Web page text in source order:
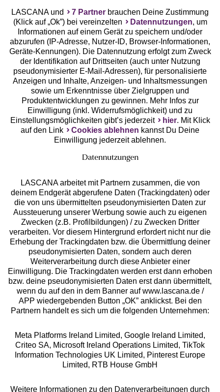
Geprüfte Sicherheit
Unsere Apps
Services
Beratung
Über uns
Rechtliches
Alle Preise inkl. MwSt., zzgl.
Versandkosten
** Bonität vorausgesetzt, berechtigt zur Bonitätsprüfung
LASCANA und 7 Partner brauchen Deine Zustimmung
(Klick auf „Ok”) bei vereinzelten
Datennutzungen, um
Informationen auf einem Gerät zu speichern und/oder
abzurufen (IP-Adresse, Nutzer-ID, Browser-Informationen,
Geräte-Kennungen). Die Datennutzung erfolgt zum Zweck
der Identifikation auf Drittseiten (auch unter Nutzung
pseudonymisierter E-Mail-Adressen), für personalisierte
Anzeigen und Inhalte, Anzeigen- und Inhaltsmessungen
sowie um Erkenntnisse über Zielgruppen und
Produktentwicklungen zu gewinnen. Mehr Infos zur
Einwilligung (inkl. Widerrufsmöglichkeit) und zu
Einstellungsmöglichkeiten gibt’s jederzeit
hier. Mit Klick
auf den Link
Cookies ablehnen kannst Du Deine
Einwilligung jederzeit ablehnen.
Datennutzungen
LASCANA arbeitet mit Partnern zusammen, die von
deinem Endgerät abgerufene Daten (Trackingdaten) oder
die von uns übermittelten pseudonymisierten Daten zur
Aussteuerung unserer Werbung sowie auch zu eigenen
Zwecken (z.B. Profilbildungen) / zu Zwecken Dritter
verarbeiten. Vor diesem Hintergrund erfordert nicht nur die
Erhebung der Trackingdaten bzw. die Übermittlung deiner
pseudonymisierten Daten, sondern auch deren
Weiterverarbeitung durch diese Anbieter einer
Einwilligung. Die Trackingdaten werden erst dann erhoben
bzw. deine pseudonymisierten Daten erst dann übermittelt,
wenn du auf den in dem Banner auf www.lascana.de /
APP wiedergebenden Button „OK” anklickst. Bei den
Partnern handelt es sich um die folgenden Unternehmen:
Meta Platforms Ireland Limited, Google Ireland Limited,
Criteo SA, Microsoft Ireland Operations Limited, TikTok
Information Technologies UK Limited, Pinterest Europe
Limited, RTB House GmbH
Weitere Informationen zu den Datenverarbeitungen durch